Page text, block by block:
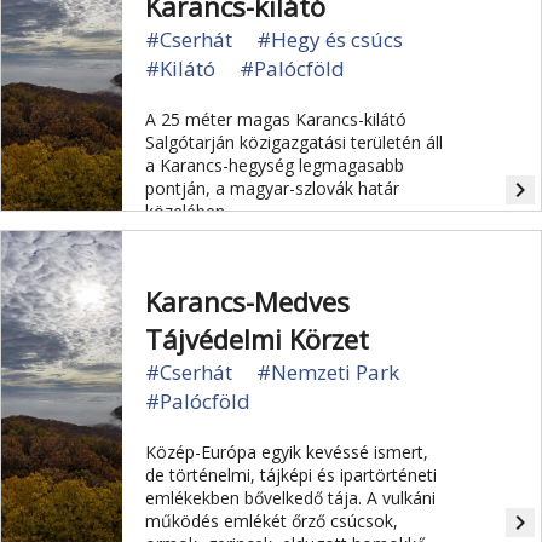
#Cserhát
#Hegy és csúcs
#Kilátó
#Palócföld
A 25 méter magas Karancs-kilátó
Salgótarján közigazgatási területén áll
a Karancs-hegység legmagasabb
pontján, a magyar-szlovák határ
közelében.
navigate_next
Karancs-Medves
Tájvédelmi Körzet
#Cserhát
#Nemzeti Park
#Palócföld
Közép-Európa egyik kevéssé ismert,
de történelmi, tájképi és ipartörténeti
emlékekben bővelkedő tája. A vulkáni
működés emlékét őrző csúcsok,
navigate_next